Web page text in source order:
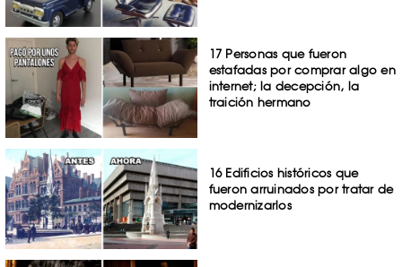
17 Personas que fueron
estafadas por comprar algo en
internet; la decepción, la
traición hermano
16 Edificios históricos que
fueron arruinados por tratar de
modernizarlos